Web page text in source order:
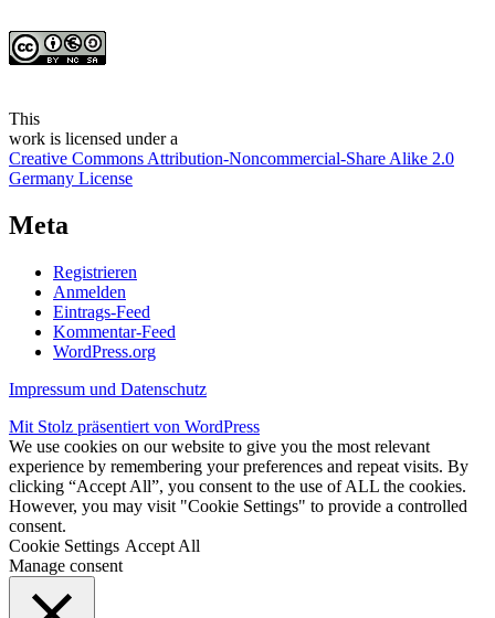
This
work is licensed under a
Creative Commons Attribution-Noncommercial-Share Alike 2.0
Germany License
Meta
Registrieren
Anmelden
Eintrags-Feed
Kommentar-Feed
WordPress.org
Impressum und Datenschutz
Mit Stolz präsentiert von WordPress
We use cookies on our website to give you the most relevant
experience by remembering your preferences and repeat visits. By
clicking “Accept All”, you consent to the use of ALL the cookies.
However, you may visit "Cookie Settings" to provide a controlled
consent.
Cookie Settings Accept All
Manage consent